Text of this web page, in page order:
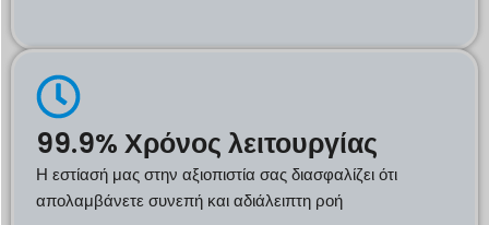
99.9% Χρόνος λειτουργίας
Η εστίασή μας στην αξιοπιστία σας διασφαλίζει ότι
απολαμβάνετε συνεπή και αδιάλειπτη ροή